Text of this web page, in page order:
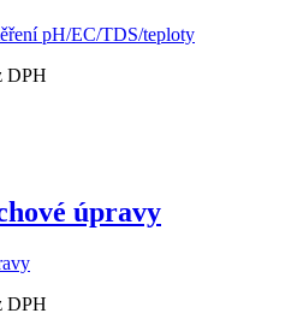
DPH
úpravy
DPH